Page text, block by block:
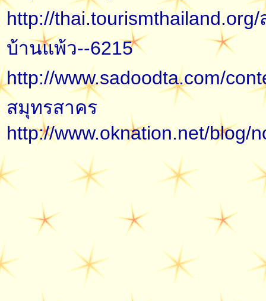
http://
บ้านแพ้ว--6215
http://www.sadoodta.com/
สมุทรสาคร
http://www.oknation.net/blog/